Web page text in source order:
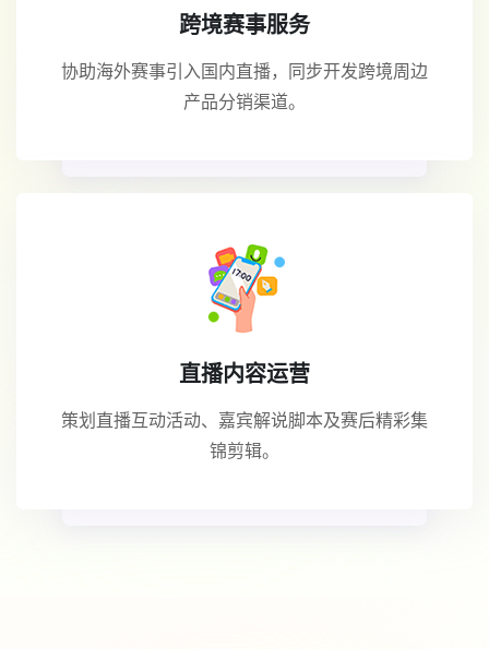
跨境赛事服务
协助海外赛事引入国内直播，同步开发跨境周边
产品分销渠道。
直播内容运营
策划直播互动活动、嘉宾解说脚本及赛后精彩集
锦剪辑。